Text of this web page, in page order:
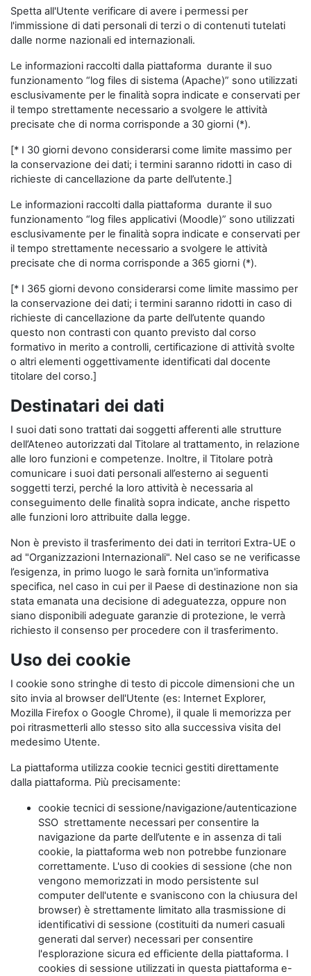
Spetta all'Utente verificare di avere i permessi per
l'immissione di dati personali di terzi o di contenuti tutelati
dalle norme nazionali ed internazionali.
Le informazioni raccolti dalla piattaforma durante il suo
funzionamento “log files di sistema (Apache)” sono utilizzati
esclusivamente per le finalità sopra indicate e conservati per
il tempo strettamente necessario a svolgere le attività
precisate che di norma corrisponde a 30 giorni (*).
[* I 30 giorni devono considerarsi come limite massimo per
la conservazione dei dati; i termini saranno ridotti in caso di
richieste di cancellazione da parte dell’utente.]
Le informazioni raccolti dalla piattaforma durante il suo
funzionamento “log files applicativi (Moodle)” sono utilizzati
esclusivamente per le finalità sopra indicate e conservati per
il tempo strettamente necessario a svolgere le attività
precisate che di norma corrisponde a 365 giorni (*).
[* I 365 giorni devono considerarsi come limite massimo per
la conservazione dei dati; i termini saranno ridotti in caso di
richieste di cancellazione da parte dell’utente quando
questo non contrasti con quanto previsto dal corso
formativo in merito a controlli, certificazione di attività svolte
o altri elementi oggettivamente identificati dal docente
titolare del corso.]
Destinatari dei dati
I suoi dati sono trattati dai soggetti afferenti alle strutture
dell’Ateneo autorizzati dal Titolare al trattamento, in relazione
alle loro funzioni e competenze. Inoltre, il Titolare potrà
comunicare i suoi dati personali all’esterno ai seguenti
soggetti terzi, perché la loro attività è necessaria al
conseguimento delle finalità sopra indicate, anche rispetto
alle funzioni loro attribuite dalla legge.
Non è previsto il trasferimento dei dati in territori Extra-UE o
ad "Organizzazioni Internazionali". Nel caso se ne verificasse
l’esigenza, in primo luogo le sarà fornita un'informativa
specifica, nel caso in cui per il Paese di destinazione non sia
stata emanata una decisione di adeguatezza, oppure non
siano disponibili adeguate garanzie di protezione, le verrà
richiesto il consenso per procedere con il trasferimento.
Uso dei cookie
I cookie sono stringhe di testo di piccole dimensioni che un
sito invia al browser dell'Utente (es: Internet Explorer,
Mozilla Firefox o Google Chrome), il quale li memorizza per
poi ritrasmetterli allo stesso sito alla successiva visita del
medesimo Utente.
La piattaforma utilizza cookie tecnici gestiti direttamente
dalla piattaforma. Più precisamente:
cookie tecnici di sessione/navigazione/autenticazione
SSO strettamente necessari per consentire la
navigazione da parte dell’utente e in assenza di tali
cookie, la piattaforma web non potrebbe funzionare
correttamente. L'uso di cookies di sessione (che non
vengono memorizzati in modo persistente sul
computer dell'utente e svaniscono con la chiusura del
browser) è strettamente limitato alla trasmissione di
identificativi di sessione (costituiti da numeri casuali
generati dal server) necessari per consentire
l'esplorazione sicura ed efficiente della piattaforma. I
cookies di sessione utilizzati in questa piattaforma e-